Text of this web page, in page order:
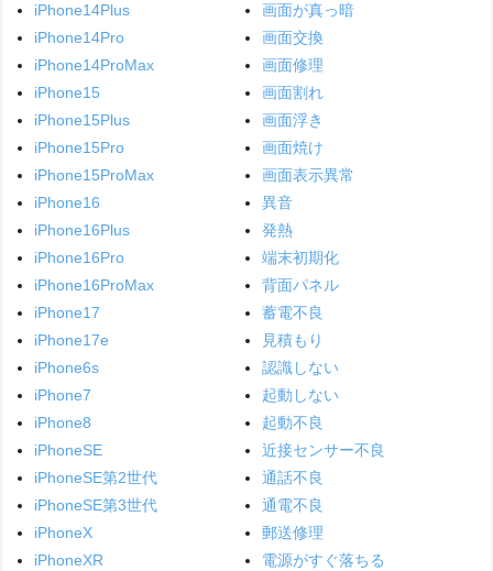
iPhone14Plus
iPhone14Pro
iPhone14ProMax
iPhone15
iPhone15Plus
iPhone15Pro
iPhone15ProMax
iPhone16
iPhone16Plus
iPhone16Pro
iPhone16ProMax
iPhone17
iPhone17e
iPhone6s
iPhone7
iPhone8
iPhoneSE
iPhoneSE第2世代
iPhoneSE第3世代
iPhoneX
iPhoneXR
画面が真っ暗
画面交換
画面修理
画面割れ
画面浮き
画面焼け
画面表示異常
異音
発熱
端末初期化
背面パネル
蓄電不良
見積もり
認識しない
起動しない
起動不良
近接センサー不良
通話不良
通電不良
郵送修理
電源がすぐ落ちる